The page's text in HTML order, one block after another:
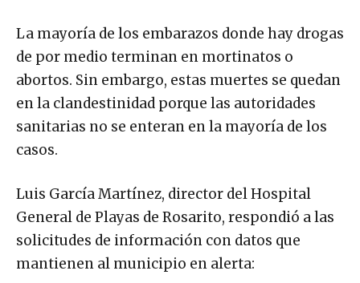
La mayoría de los embarazos donde hay drogas
de por medio terminan en mortinatos o
abortos. Sin embargo, estas muertes se quedan
en la clandestinidad porque las autoridades
sanitarias no se enteran en la mayoría de los
casos.
Luis García Martínez, director del Hospital
General de Playas de Rosarito, respondió a las
solicitudes de información con datos que
mantienen al municipio en alerta: